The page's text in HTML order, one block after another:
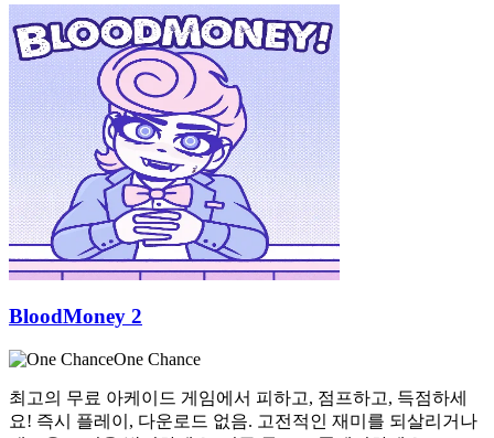
BloodMoney 2
One Chance
최고의 무료 아케이드 게임에서 피하고, 점프하고, 득점하세
요! 즉시 플레이, 다운로드 없음. 고전적인 재미를 되살리거나